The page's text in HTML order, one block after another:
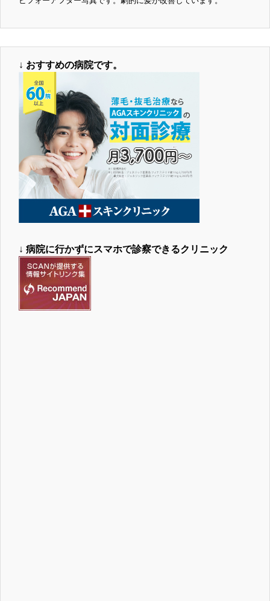
↓ おすすめの病院です。
↓ 病院に行かずにスマホで診察できるクリニック